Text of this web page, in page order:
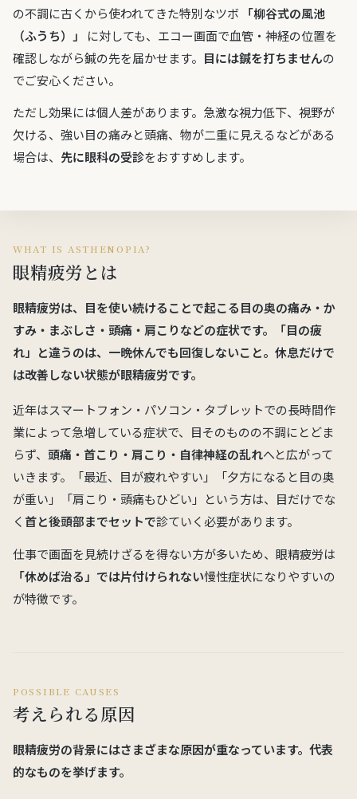
の不調に古くから使われてきた特別なツボ
「柳谷式の風池
（ふうち）」
に対しても、エコー画面で血管・神経の位置を
確認しながら鍼の先を届かせます。 目には鍼を打ちませんの
でご安心ください。
ただし効果には個人差があります。急激な視力低下、視野が
欠ける、強い目の痛みと頭痛、物が二重に見えるなどがある
場合は、 先に眼科の受診をおすすめします。
WHAT IS ASTHENOPIA?
眼精疲労とは
眼精疲労は、目を使い続けることで起こる目の奥の痛み・か
すみ・まぶしさ・頭痛・肩こりなどの症状です。「目の疲
れ」と違うのは、 一晩休んでも回復しないこと。休息だけで
は改善しない状態が眼精疲労です。
近年はスマートフォン・パソコン・タブレットでの長時間作
業によって急増している症状で、目そのものの不調にとどま
らず、 頭痛・首こり・肩こり・自律神経の乱れへと広がって
いきます。「最近、目が疲れやすい」「夕方になると目の奥
が重い」「肩こり・頭痛もひどい」という方は、目だけでな
く 首と後頭部までセットで診ていく必要があります。
仕事で画面を見続けざるを得ない方が多いため、眼精疲労は
「休めば治る」では片付けられない慢性症状になりやすいの
が特徴です。
POSSIBLE CAUSES
考えられる原因
眼精疲労の背景にはさまざまな原因が重なっています。代表
的なものを挙げます。